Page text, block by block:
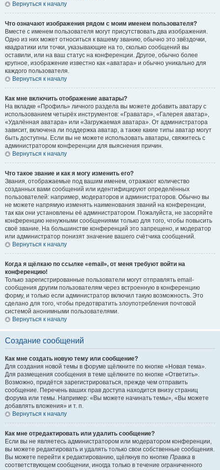
Вернуться к началу
Что означают изображения рядом с моим именем пользователя?
Вместе с именем пользователя могут присутствовать два изображения.
Одно из них может относиться к вашему званию, обычно это звёздочки,
квадратики или точки, указывающие на то, сколько сообщений вы
оставили, или на ваш статус на конференции. Другое, обычно более
крупное, изображение известно как «аватара» и обычно уникально для
каждого пользователя.
Вернуться к началу
Как мне включить отображение аватары?
На вкладке «Профиль» личного раздела вы можете добавить аватару с
использованием четырёх инструментов: «Граватар», «Галерея аватар»,
«Удалённая аватара» или «Загружаемая аватара». От администратора
зависит, включена ли поддержка аватар, а также какие типы аватар могут
быть доступны. Если вы не можете использовать аватары, свяжитесь с
администратором конференции для выяснения причин.
Вернуться к началу
Что такое звание и как я могу изменить его?
Звания, отображаемые под вашим именем, отражают количество
созданных вами сообщений или идентифицируют определённых
пользователей: например, модераторов и администраторов. Обычно вы
не можете напрямую изменять наименования званий на конференции,
так как они установлены её администратором. Пожалуйста, не засоряйте
конференцию ненужными сообщениями только для того, чтобы повысить
своё звание. На большинстве конференций это запрещено, и модератор
или администратор понизят значение вашего счётчика сообщений.
Вернуться к началу
Когда я щёлкаю по ссылке «email», от меня требуют войти на
конференцию!
Только зарегистрированные пользователи могут отправлять email-
сообщения другим пользователям через встроенную в конференцию
форму, и только если администратор включил такую возможность. Это
сделано для того, чтобы предотвратить злоупотребления почтовой
системой анонимными пользователями.
Вернуться к началу
Создание сообщений
Как мне создать новую тему или сообщение?
Для создания новой темы в форуме щёлкните по кнопке «Новая тема».
Для размещения сообщения в теме щёлкните по кнопке «Ответить».
Возможно, придётся зарегистрироваться, прежде чем отправить
сообщение. Перечень ваших прав доступа находится внизу страниц
форума или темы. Например: «Вы можете начинать темы», «Вы можете
добавлять вложения» и т. п.
Вернуться к началу
Как мне отредактировать или удалить сообщение?
Если вы не являетесь администратором или модератором конференции,
вы можете редактировать и удалять только свои собственные сообщения.
Вы можете перейти к редактированию, щёлкнув по кнопке Правка в
соответствующем сообщении, иногда только в течение ограниченного